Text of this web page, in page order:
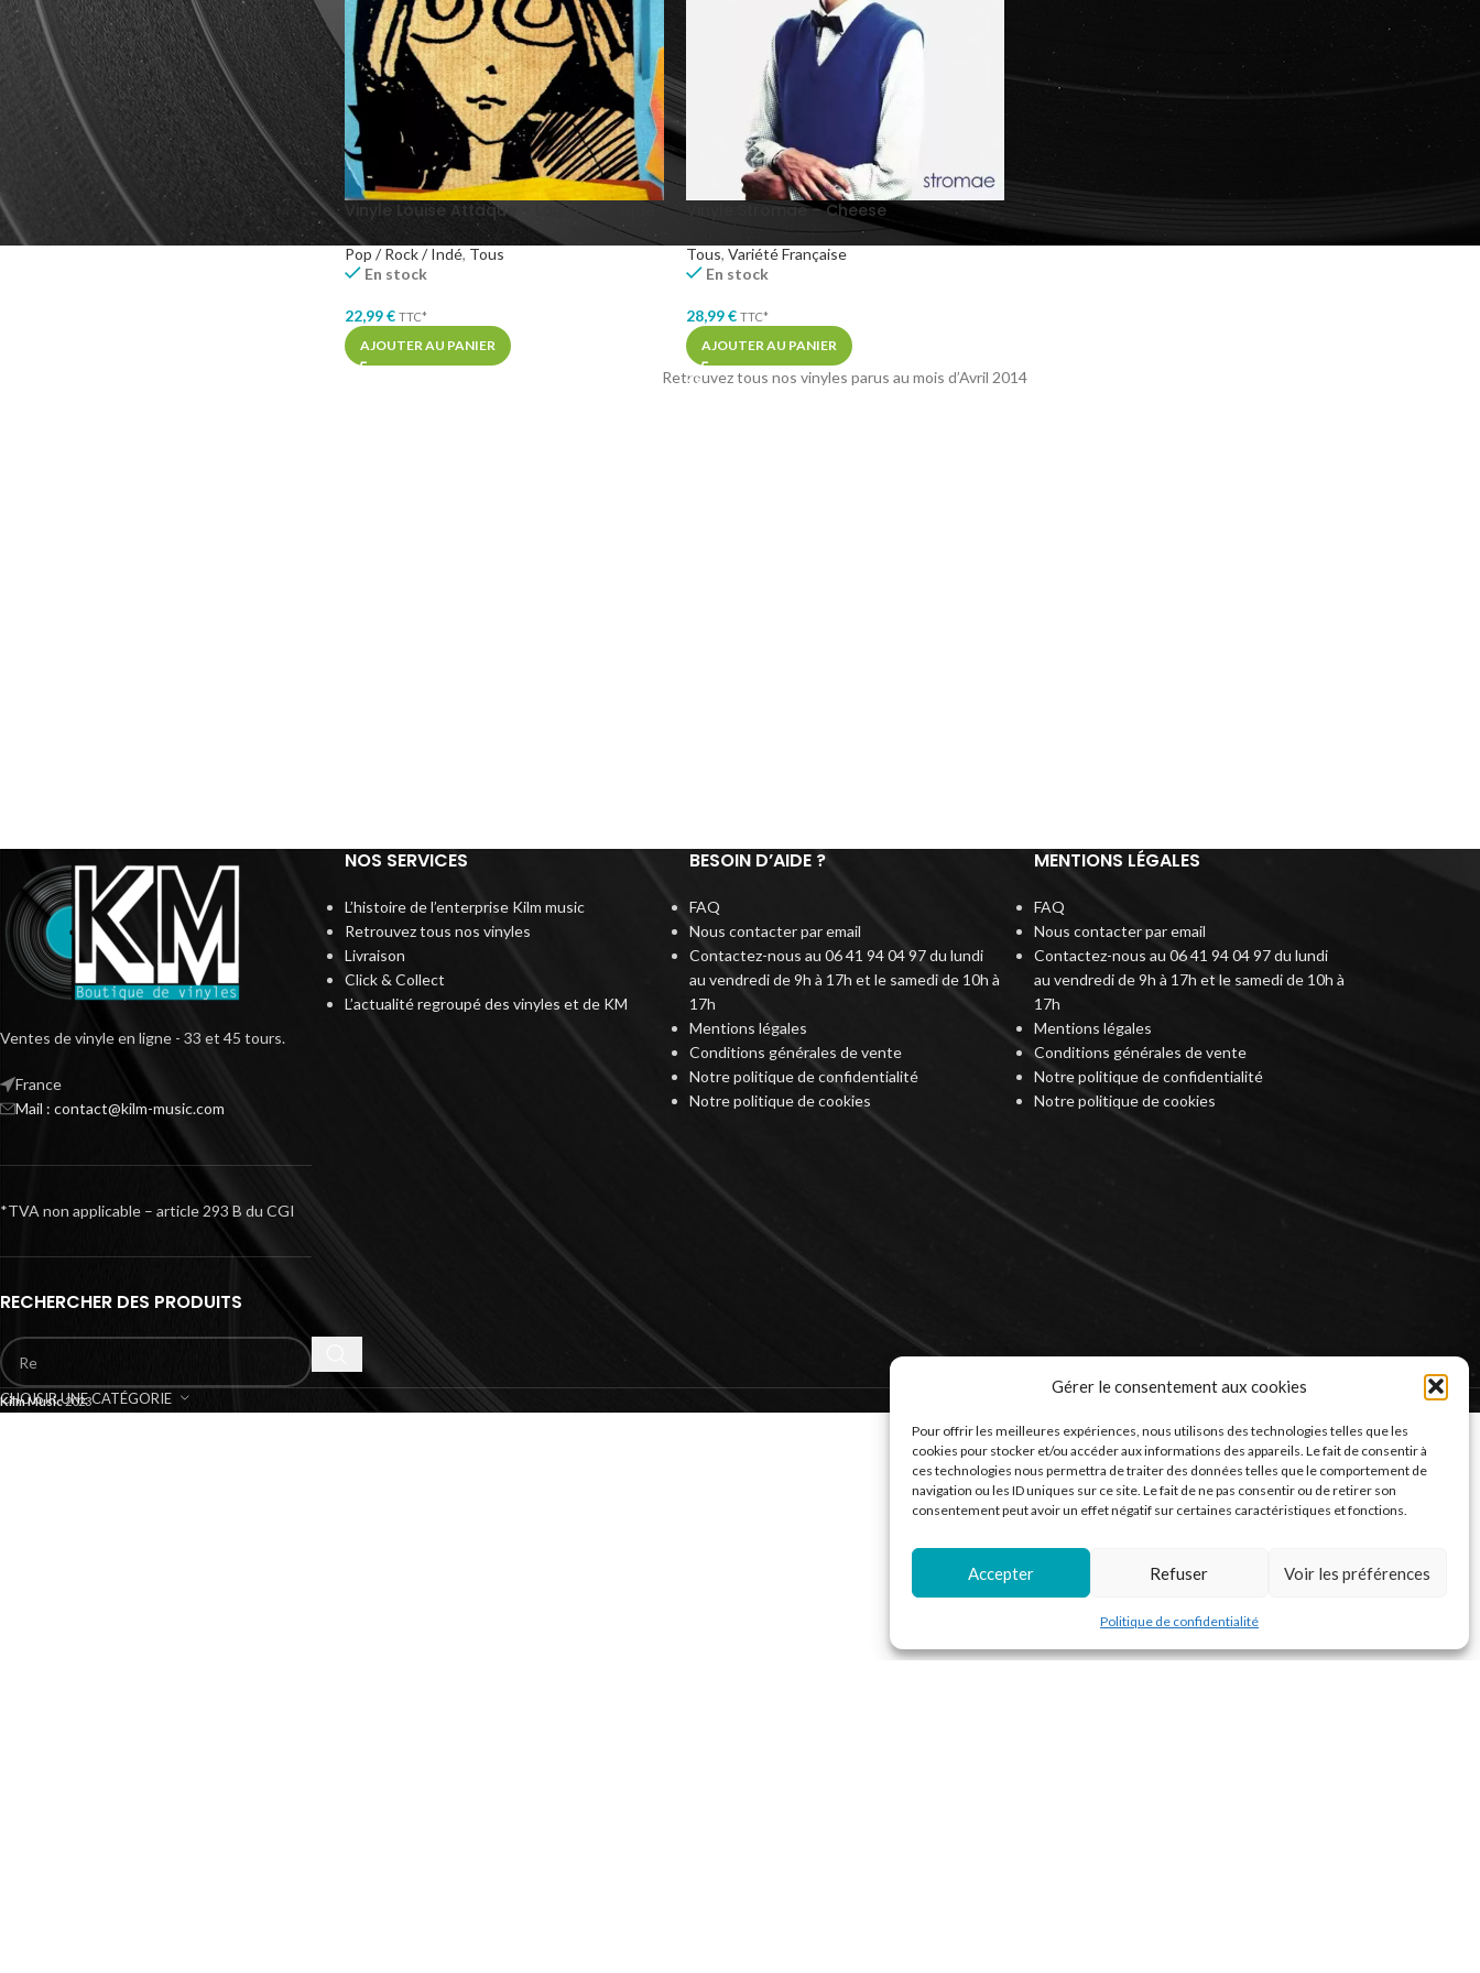
Gérer le consentement aux cookies
Pour offrir les meilleures expériences, nous utilisons des technologies telles que les
cookies pour stocker et/ou accéder aux informations des appareils. Le fait de consentir à
ces technologies nous permettra de traiter des données telles que le comportement de
navigation ou les ID uniques sur ce site. Le fait de ne pas consentir ou de retirer son
consentement peut avoir un effet négatif sur certaines caractéristiques et fonctions.
Accepter Refuser Voir les préférences
Politique de confidentialité
GENRES MUSICAUX
1
1
Rock Alternatif 1
Vinyle Louise Attaque – Louise Attaque
Pop / Rock / Indé, Tous
En stock
22,99€ TTC*
AJOUTER AU PANIER
Vinyle Stromae – Cheese
Tous, Variété Française
En stock
28,99€ TTC*
AJOUTER AU PANIER
Retrouvez tous nos vinyles parus au mois d’Avril 2014
Ventes de vinyle en ligne - 33 et 45 tours.
France
Mail : contact@kilm-music.com
*TVA non applicable – article 293 B du CGI
RECHERCHER DES PRODUITS
CHOISIR UNE CATÉGORIE
NOS SERVICES
L’histoire de l’enterprise Kilm music
Retrouvez tous nos vinyles
Livraison
Click & Collect
L’actualité regroupé des vinyles et de KM
BESOIN D’AIDE ?
FAQ
Nous contacter par email
Contactez-nous au 06 41 94 04 97 du lundi
au vendredi de 9h à 17h et le samedi de 10h à
17h
Mentions légales
Conditions générales de vente
Notre politique de confidentialité
Notre politique de cookies
MENTIONS LÉGALES
FAQ
Nous contacter par email
Contactez-nous au 06 41 94 04 97 du lundi
au vendredi de 9h à 17h et le samedi de 10h à
17h
Mentions légales
Conditions générales de vente
Notre politique de confidentialité
Notre politique de cookies
Kilm Music2023